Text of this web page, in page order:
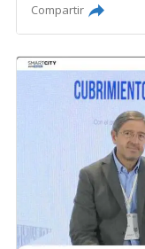
Compartir